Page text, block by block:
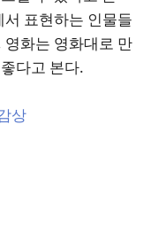
표현하는 인물들
화는 영화대로 만
다고 본다.
상